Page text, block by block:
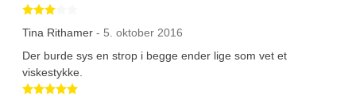
Tina Rithamer - 5. oktober 2016
Der burde sys en strop i begge ender lige som vet et
viskestykke.
Betygsatt 5 av 5 stjärnor